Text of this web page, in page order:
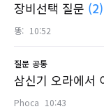
장비선택 질문 (2)
똥: 10:52
질문 공통
삼신기 오라에서
Phoca 10:43